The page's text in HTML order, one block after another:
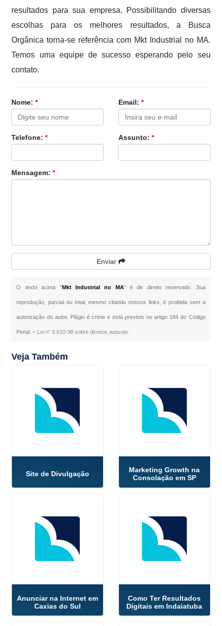
resultados para sua empresa. Possibilitando diversas
escolhas para os melhores resultados, a Busca
Orgânica torna-se referência com Mkt Industrial no MA.
Temos uma equipe de sucesso esperando pelo seu
contato.
Nome:* Email: *
Telefone:* Assunto: *
Mensagem:*
Enviar
O texto acima "Mkt Industrial no MA" é de direito reservado. Sua
reprodução, parcial ou total, mesmo citando nossos links, é proibida sem a
autorização do autor. Plágio é crime e está previsto no artigo 184 do Código
Penal. – Lei n° 9.610-98 sobre direitos autorais
Veja Também
Site de Divulgação
Marketing Growth na
Consolação em SP
Anunciar na Internet em
Caxias do Sul
Como Ter Resultados
Digitais em Indaiatuba